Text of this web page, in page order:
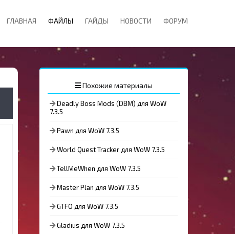
ГЛАВНАЯ ФАЙЛЫ ГАЙДЫ НОВОСТИ ФОРУМ
Похожие материалы
Deadly Boss Mods (DBM) для WoW
7.3.5
Pawn для WoW 7.3.5
World Quest Tracker для WoW 7.3.5
TellMeWhen для WoW 7.3.5
Master Plan для WoW 7.3.5
GTFO для WoW 7.3.5
Gladius для WoW 7.3.5